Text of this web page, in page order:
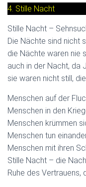
4. Stille Nacht
Stille Nacht –
Die Nächte sind nicht
die Nächte waren nie
auch in der Nacht, da
sie waren nicht still,
Menschen auf der
Menschen in den
Menschen krümmen
Menschen tun
Menschen mit ihren
Stille Nacht – die
Ruhe des Vertrauens,